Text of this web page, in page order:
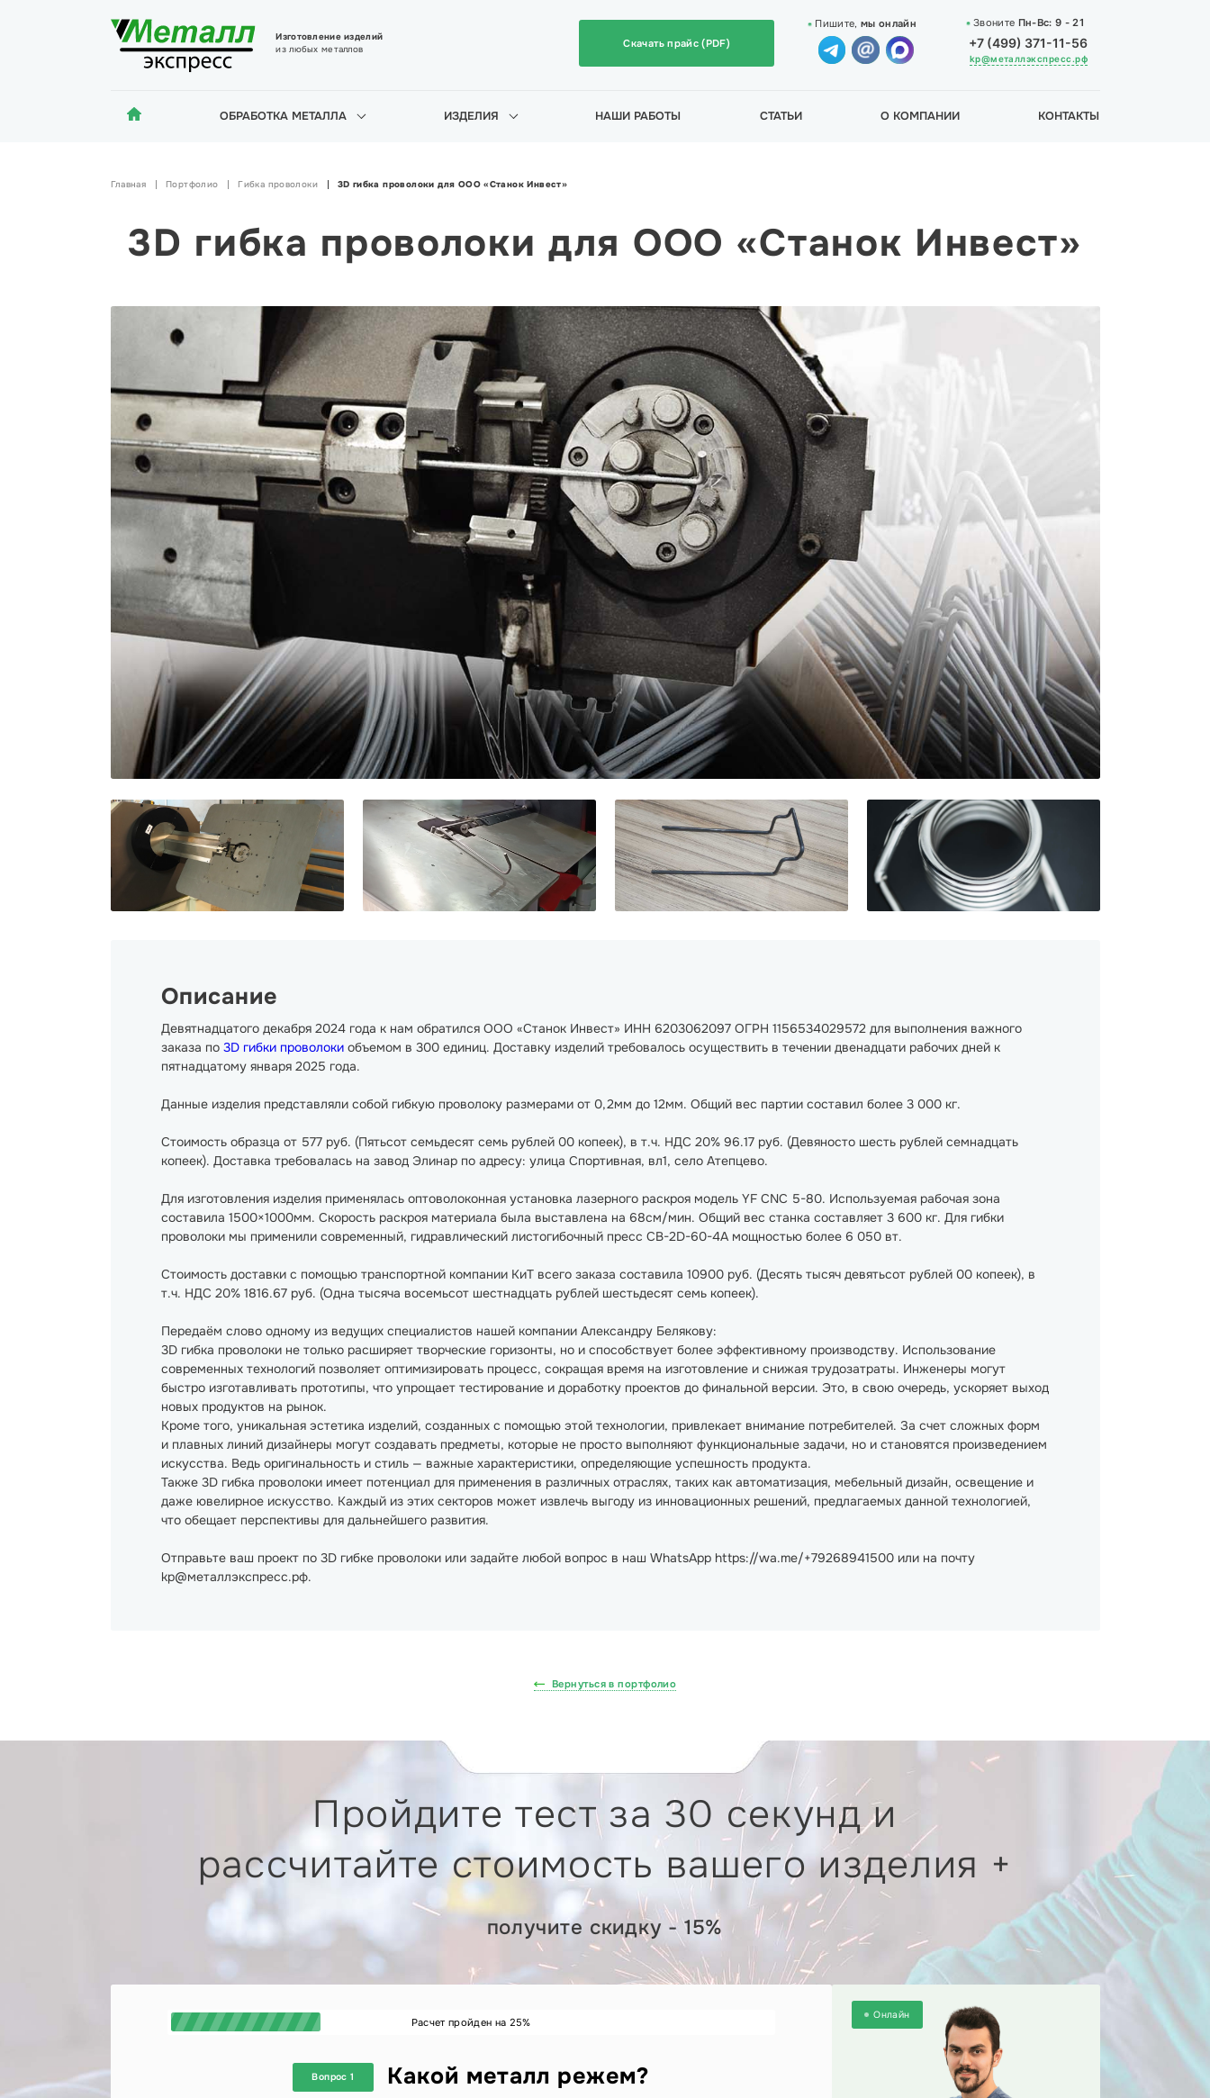
Изготовление изделий
из любых металлов
Скачать прайс (PDF)
Пишите,мы онлайн Звоните Пн-Вс: 9 - 21
+7 (499) 371-11-56
kp@металлэкспресс.рф
ОБРАБОТКА МЕТАЛЛА ИЗДЕЛИЯ НАШИ РАБОТЫ СТАТЬИ О КОМПАНИИ КОНТАКТЫ
Главная Портфолио Гибка проволоки 3D гибка проволоки для ООО «Станок Инвест»
3D гибка проволоки для ООО «Станок Инвест»
Описание
Девятнадцатого декабря 2024 года к нам обратился ООО «Станок Инвест» ИНН 6203062097 ОГРН 1156534029572 для выполнения важного
заказа по 3D гибки проволокиобъемом в 300 единиц. Доставку изделий требовалось осуществить в течении двенадцати рабочих дней к
пятнадцатому января 2025 года.
Данные изделия представляли собой гибкую проволоку размерами от 0,2мм до 12мм. Общий вес партии составил более 3 000 кг.
Стоимость образца от 577 руб. (Пятьсот семьдесят семь рублей 00 копеек), в т.ч. НДС 20% 96.17 руб. (Девяносто шесть рублей семнадцать
копеек). Доставка требовалась на завод Элинар по адресу: улица Спортивная, вл1, село Атепцево.
Для изготовления изделия применялась оптоволоконная установка лазерного раскроя модель YF CNC 5-80. Используемая рабочая зона
составила 1500×1000мм. Скорость раскроя материала была выставлена на 68см/мин. Общий вес станка составляет 3 600 кг. Для гибки
проволоки мы применили современный, гидравлический листогибочный пресс CB-2D-60-4A мощностью более 6 050 вт.
Стоимость доставки с помощью транспортной компании КиТ всего заказа составила 10900 руб. (Десять тысяч девятьсот рублей 00 копеек), в
т.ч. НДС 20% 1816.67 руб. (Одна тысяча восемьсот шестнадцать рублей шестьдесят семь копеек).
Передаём слово одному из ведущих специалистов нашей компании Александру Белякову:
3D гибка проволоки не только расширяет творческие горизонты, но и способствует более эффективному производству. Использование
современных технологий позволяет оптимизировать процесс, сокращая время на изготовление и снижая трудозатраты. Инженеры могут
быстро изготавливать прототипы, что упрощает тестирование и доработку проектов до финальной версии. Это, в свою очередь, ускоряет выход
новых продуктов на рынок.
Кроме того, уникальная эстетика изделий, созданных с помощью этой технологии, привлекает внимание потребителей. За счет сложных форм
и плавных линий дизайнеры могут создавать предметы, которые не просто выполняют функциональные задачи, но и становятся произведением
искусства. Ведь оригинальность и стиль — важные характеристики, определяющие успешность продукта.
Также 3D гибка проволоки имеет потенциал для применения в различных отраслях, таких как автоматизация, мебельный дизайн, освещение и
даже ювелирное искусство. Каждый из этих секторов может извлечь выгоду из инновационных решений, предлагаемых данной технологией,
что обещает перспективы для дальнейшего развития.
Отправьте ваш проект по 3D гибке проволоки или задайте любой вопрос в наш WhatsApp https://wa.me/+79268941500 или на почту
kp@металлэкспресс.рф.
Вернуться в портфолио
Пройдите тест за 30 секунд и
рассчитайте стоимость вашего изделия +
получите скидку - 15%
Расчет пройден на 25%
Вопрос 1 Какой металл режем?
Онлайн